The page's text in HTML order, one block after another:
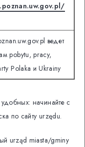
ведет
pobytu, pracy,
Polaka и Ukrainy
начинайте с
по сайту urzędu.
urząd miasta/gminy